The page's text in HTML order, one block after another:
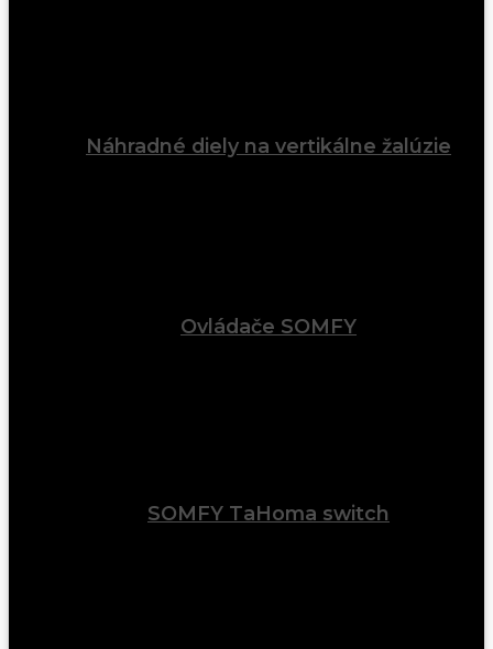
Náhradné diely na vertikálne žalúzie
Ovládače SOMFY
SOMFY TaHoma switch